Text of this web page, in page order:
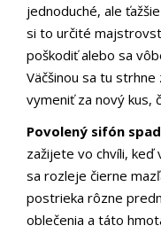
jednoduché, ale
si to určité
poškodiť alebo sa
Väčšinou sa tu
vymeniť za nový kus,
Povolený sifón
zažijete vo chvíli, keď
sa rozleje čierne
postrieka rôzne
oblečenia a táto